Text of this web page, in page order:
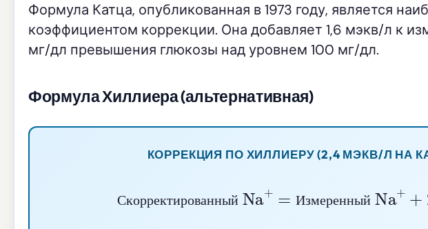
Формула Катца, опубликованная в 1973 году, является
коэффициентом коррекции. Она добавляет 1,6 мэкв/л к
мг/дл превышения глюкозы над уровнем 100 мг/дл.
Формула Хиллиера (альтернативная)
КОРРЕКЦИЯ ПО ХИЛЛИЕРУ (2,4 МЭКВ/Л НА
Ско р р е кт ир о ванн ый Изм е р енный